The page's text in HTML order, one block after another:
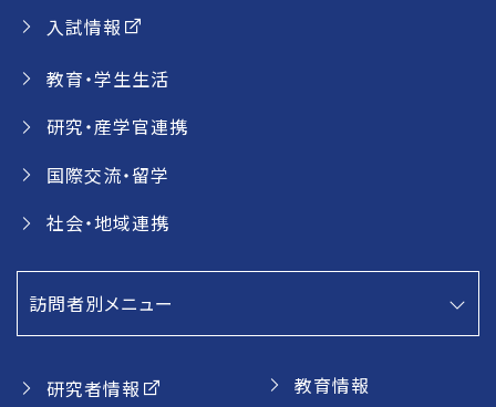
入試情報
教育・学生生活
研究・産学官連携
国際交流・留学
社会・地域連携
訪問者別メニュー
研究者情報 教育情報